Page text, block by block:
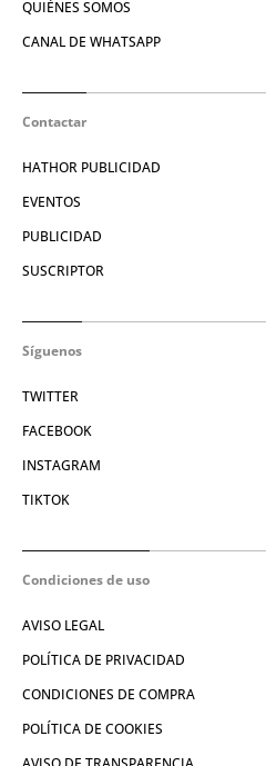
QUIÉNES SOMOS
CANAL DE WHATSAPP
Contactar
HATHOR PUBLICIDAD
EVENTOS
PUBLICIDAD
SUSCRIPTOR
Síguenos
TWITTER
FACEBOOK
INSTAGRAM
TIKTOK
Condiciones de uso
AVISO LEGAL
POLÍTICA DE PRIVACIDAD
CONDICIONES DE COMPRA
POLÍTICA DE COOKIES